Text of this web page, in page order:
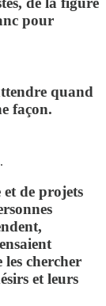
pour
quand
façon.
de projets
chercher
et leurs